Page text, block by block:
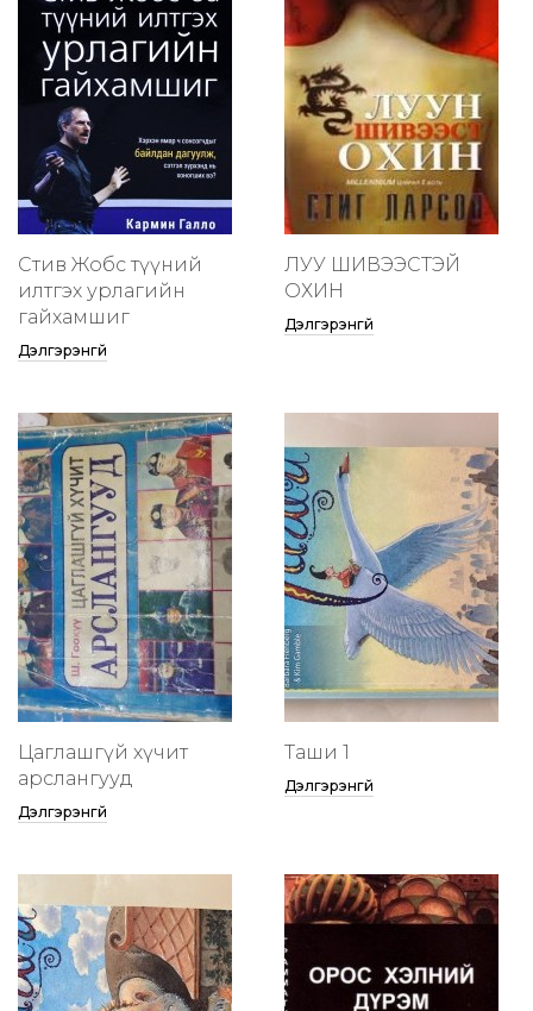
Стив Жобс түүний
илтгэх урлагийн
гайхамшиг
Дэлгэрэнгүй
ЛУУ ШИВЭЭСТЭЙ
ОХИН
Дэлгэрэнгүй
Цаглашгүй хүчит
арслангууд
Дэлгэрэнгүй
Таши 1
Дэлгэрэнгүй